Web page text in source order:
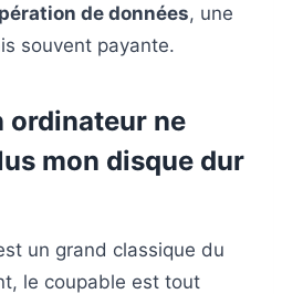
de données, une
souvent payante.
ordinateur ne
mon disque dur
un grand classique du
le coupable est tout